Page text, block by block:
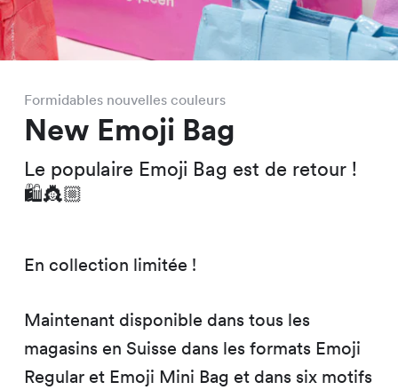
Formidables nouvelles couleurs
New Emoji Bag
Le populaire Emoji Bag est de retour !
🛍👸🏼
En collection limitée !
Maintenant disponible dans tous les
magasins en Suisse dans les formats Emoji
Regular et Emoji Mini Bag et dans six motifs